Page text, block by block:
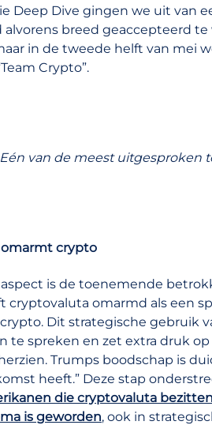
Deep Dive gingen we uit van
breed geaccepteerd
in de tweede helft van mei
Crypto”.
van de meest uitgesproken
crypto
is de toenemende
cryptovaluta omarmd als een
Dit strategische gebruik
te spreken en zet extra druk
Trumps boodschap is
heeft.” Deze stap
die cryptovaluta
is geworden, ook in